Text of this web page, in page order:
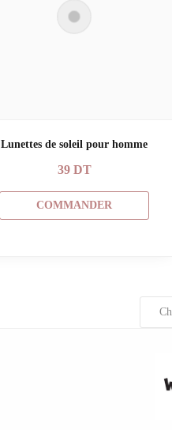
Lunettes de soleil pour homme
39DT
COMMANDER